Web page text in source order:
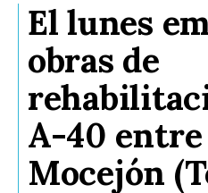
El lunes
obras de
A-40 entre
Mocejón